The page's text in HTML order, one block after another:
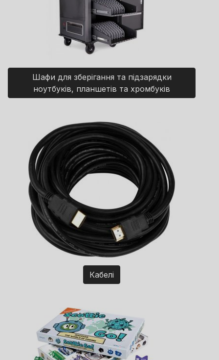
Шафи для зберігання та підзарядки
ноутбуків, планшетів та хромбуків
Кабелі